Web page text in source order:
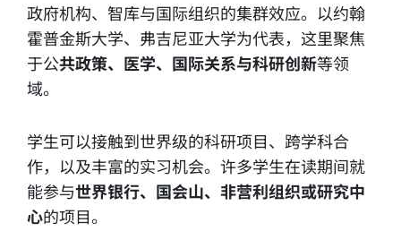
政府机构、智库与国际组织的集群效应。以约翰
霍普金斯大学、弗吉尼亚大学为代表，这里聚焦
于公共政策、医学、国际关系与科研创新等领
域。
学生可以接触到世界级的科研项目、跨学科合
作，以及丰富的实习机会。许多学生在读期间就
能参与世界银行、国会山、非营利组织或研究中
心的项目。